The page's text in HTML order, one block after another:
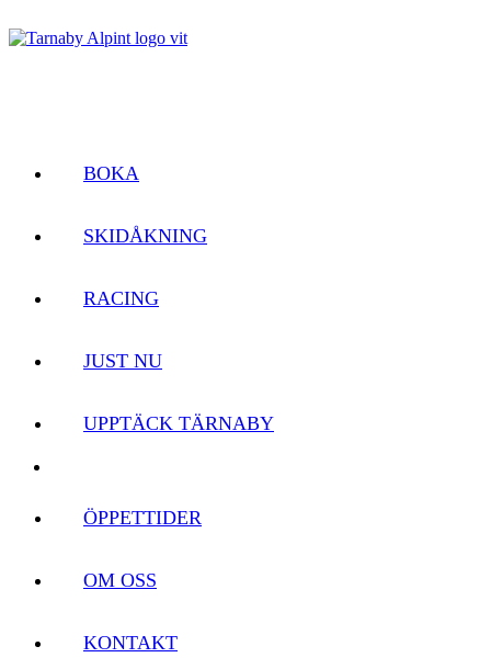
BOKA
SKIDÅKNING
RACING
JUST NU
UPPTÄCK TÄRNABY
ÖPPETTIDER
OM OSS
KONTAKT